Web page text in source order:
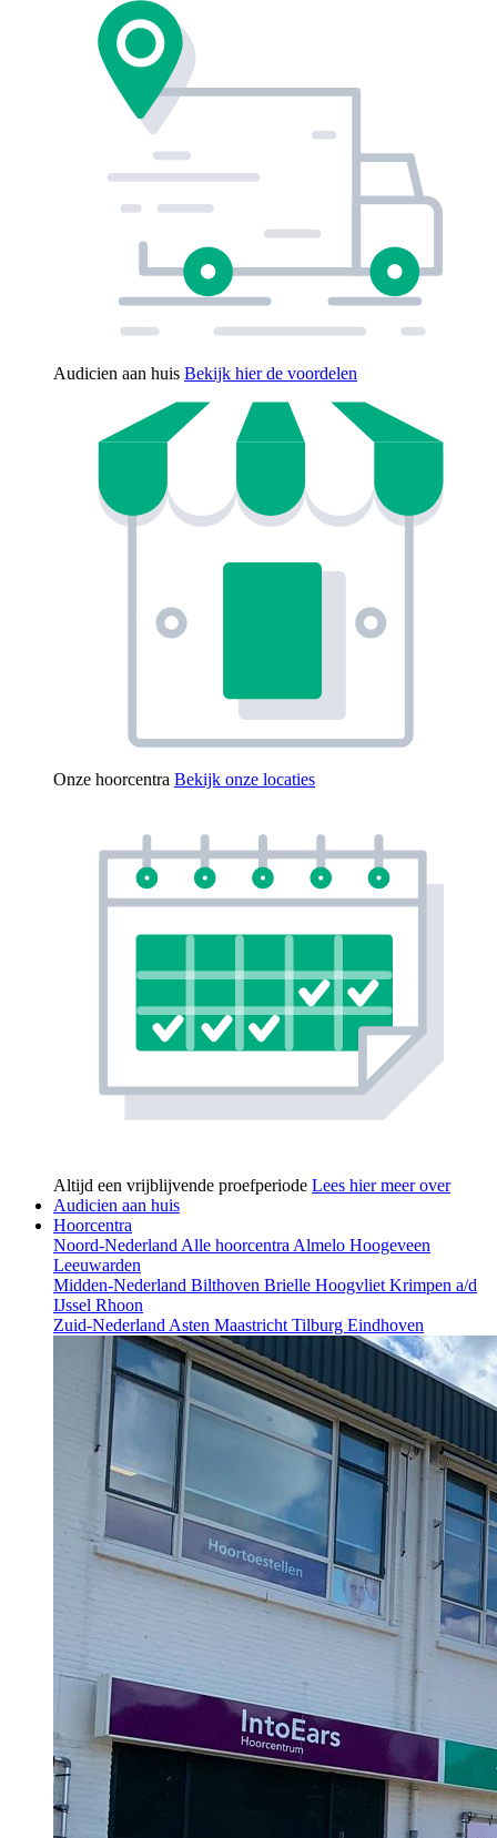
Audicien aan huis Bekijk hier de voordelen
Onze hoorcentra Bekijk onze locaties
Altijd een vrijblijvende proefperiode Lees hier meer over
Audicien aan huis
Hoorcentra
Noord-Nederland Alle hoorcentra Almelo Hoogeveen
Leeuwarden
Midden-Nederland Bilthoven Brielle Hoogvliet Krimpen a/d
IJssel Rhoon
Zuid-Nederland Asten Maastricht Tilburg Eindhoven